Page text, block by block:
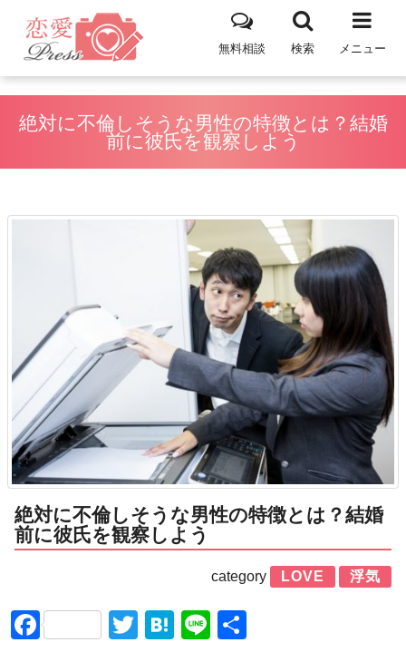
メニュー
検索
無料相談
絶対に不倫しそうな男性の特徴とは？結婚
前に彼氏を観察しよう
絶対に不倫しそうな男性の特徴とは？結婚
前に彼氏を観察しよう
category LOVE 浮気
FacebookTwitter
Hatena
Line